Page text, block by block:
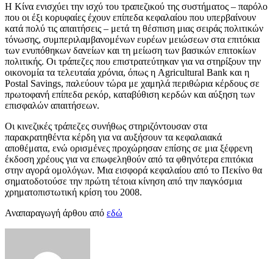
Η Κίνα ενισχύει την ισχύ του τραπεζικού της συστήματος – παρόλο
που οι έξι κορυφαίες έχουν επίπεδα κεφαλαίου που υπερβαίνουν
κατά πολύ τις απαιτήσεις – μετά τη θέσπιση μιας σειράς πολιτικών
τόνωσης, συμπεριλαμβανομένων ευρέων μειώσεων στα επιτόκια
των ενυπόθηκων δανείων και τη μείωση των βασικών επιτοκίων
πολιτικής. Οι τράπεζες που επιστρατεύτηκαν για να στηρίξουν την
οικονομία τα τελευταία χρόνια, όπως η Agricultural Bank και η
Postal Savings, παλεύουν τώρα με χαμηλά περιθώρια κέρδους σε
πρωτοφανή επίπεδα ρεκόρ, καταβύθιση κερδών και αύξηση των
επισφαλών απαιτήσεων.
Οι κινεζικές τράπεζες συνήθως στηριζόντουσαν στα
παρακρατηθέντα κέρδη για να αυξήσουν τα κεφαλαιακά
αποθέματα, ενώ ορισμένες προχώρησαν επίσης σε μια ξέφρενη
έκδοση χρέους για να επωφεληθούν από τα φθηνότερα επιτόκια
στην αγορά ομολόγων. Μια εισφορά κεφαλαίου από το Πεκίνο θα
σηματοδοτούσε την πρώτη τέτοια κίνηση από την παγκόσμια
χρηματοπιστωτική κρίση του 2008.
Αναπαραγωγή άρθου από εδώ